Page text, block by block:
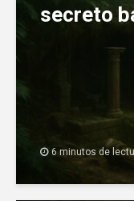
secreto
6 minutos de